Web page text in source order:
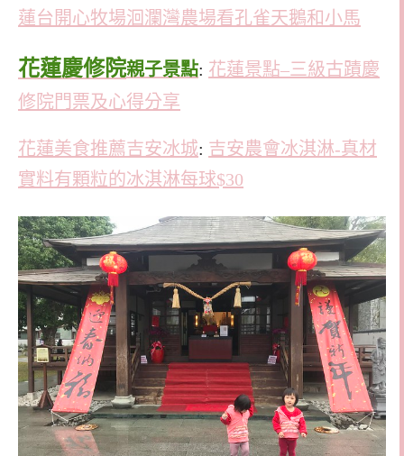
蓮台開心牧場洄瀾灣農場看孔雀天鵝和小馬
花蓮慶修院親子景點: 花蓮景點–三級古蹟慶
修院門票及心得分享
花蓮美食推薦吉安冰城: 吉安農會冰淇淋-真材
實料有顆粒的冰淇淋每球$30